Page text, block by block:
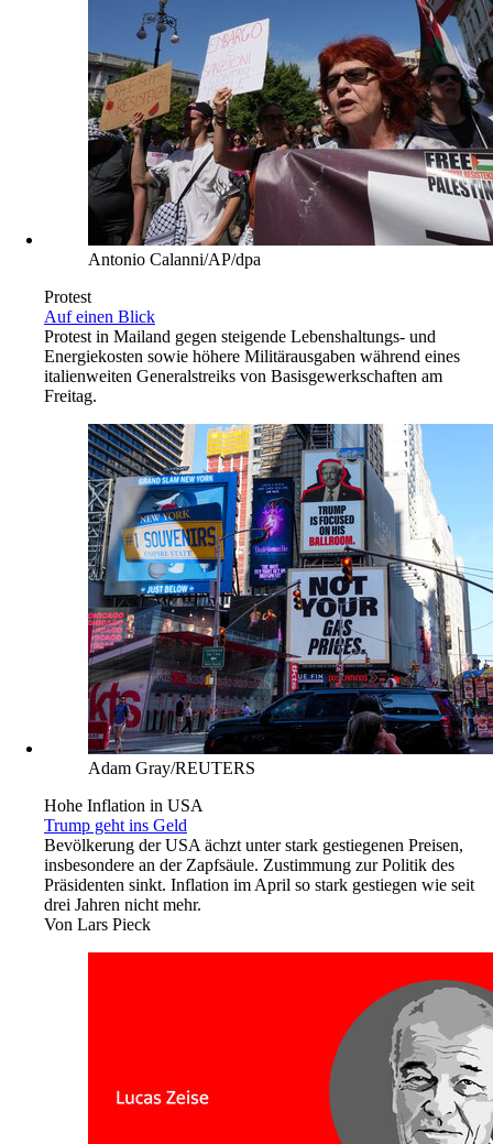
Antonio Calanni/AP/dpa
Protest
Auf einen Blick
Protest in Mailand gegen steigende Lebenshaltungs- und
Energiekosten sowie höhere Militärausgaben während eines
italienweiten Generalstreiks von Basisgewerkschaften am
Freitag.
Adam Gray/REUTERS
Hohe Inflation in USA
Trump geht ins Geld
Bevölkerung der USA ächzt unter stark gestiegenen Preisen,
insbesondere an der Zapfsäule. Zustimmung zur Politik des
Präsidenten sinkt. Inflation im April so stark gestiegen wie seit
drei Jahren nicht mehr.
Von Lars Pieck